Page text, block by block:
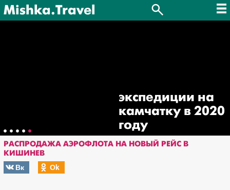
Mishka.Travel
экспедиции на
камчатку в 2020
году
РАСПРОДАЖА АЭРОФЛОТА НА НОВЫЙ РЕЙС В
КИШИНЕВ
Вк
Оk